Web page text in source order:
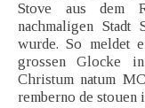
Stove aus dem
nachmaligen Stadt
wurde. So meldet
grossen Glocke
Christum natum
remberno de stouen